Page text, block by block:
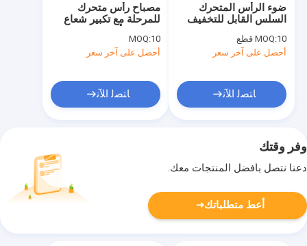
مصباح رأس متحرك
للمرحلة مع تكبير شعاع
خطي
MOQ:10
أحصل على آخر سعر
ﺎﺘﺼﻟ ﺍﻶﻧ
ضوء الرأس المتحرك
السلس القابل للتخفيف
Moving Head Light
MOQ:10 قطع
أحصل على آخر سعر
ﺎﺘﺼﻟ ﺍﻶﻧ
وفر وقتك
دعنا نتصل بأفضل المنتجات معك.
أعط متطلباتك